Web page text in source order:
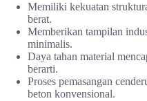
Memiliki kekuatan
berat.
Memberikan tampilan
minimalis.
Daya tahan material
berarti.
Proses pemasangan
beton konvensional.